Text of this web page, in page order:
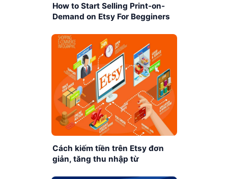
How to Start Selling Print-on-
Demand on Etsy For Begginers
Cách kiếm tiền trên Etsy đơn
giản, tăng thu nhập từ